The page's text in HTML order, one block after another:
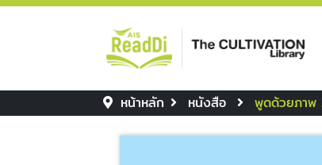
หน้าหลัก หนังสือ พูดด้วยภาพ